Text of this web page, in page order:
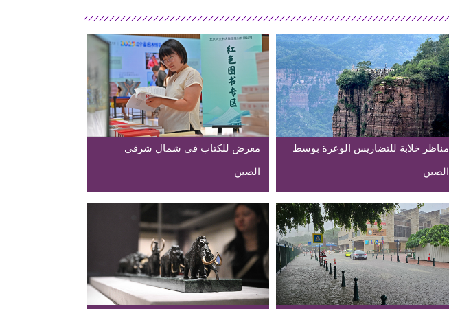
مناظر خلابة للتضاريس الوعرة بوسط
الصين
معرض للكتاب في شمال شرقي
الصين